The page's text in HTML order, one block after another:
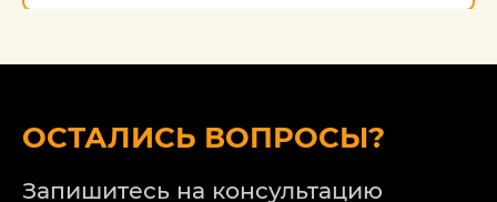
ОСТАЛИСЬ ВОПРОСЫ?
Запишитесь на консультацию